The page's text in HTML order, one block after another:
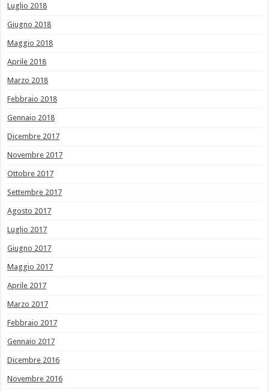
Luglio 2018
Giugno 2018
Maggio 2018
Aprile 2018
Marzo 2018
Febbraio 2018
Gennaio 2018
Dicembre 2017
Novembre 2017
Ottobre 2017
Settembre 2017
Agosto 2017
Luglio 2017
Giugno 2017
Maggio 2017
Aprile 2017
Marzo 2017
Febbraio 2017
Gennaio 2017
Dicembre 2016
Novembre 2016